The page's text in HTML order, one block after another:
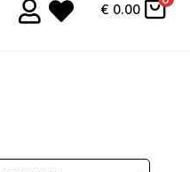
  € 0.00